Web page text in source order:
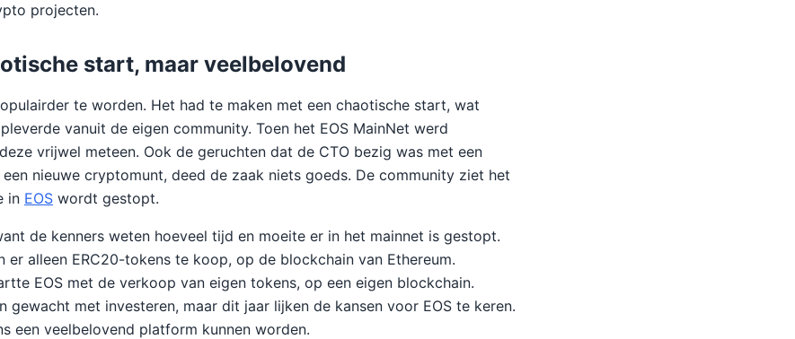
projecten.
start, maar veelbelovend
te worden. Het had te maken met een chaotische start, wat
vanuit de eigen community. Toen het EOS MainNet werd
vrijwel meteen. Ook de geruchten dat de CTO bezig was met een
nieuwe cryptomunt, deed de zaak niets goeds. De community ziet het
in EOS wordt gestopt.
de kenners weten hoeveel tijd en moeite er in het mainnet is gestopt.
er alleen ERC20-tokens te koop, op de blockchain van Ethereum.
EOS met de verkoop van eigen tokens, op een eigen blockchain.
gewacht met investeren, maar dit jaar lijken de kansen voor EOS te keren.
een veelbelovend platform kunnen worden.